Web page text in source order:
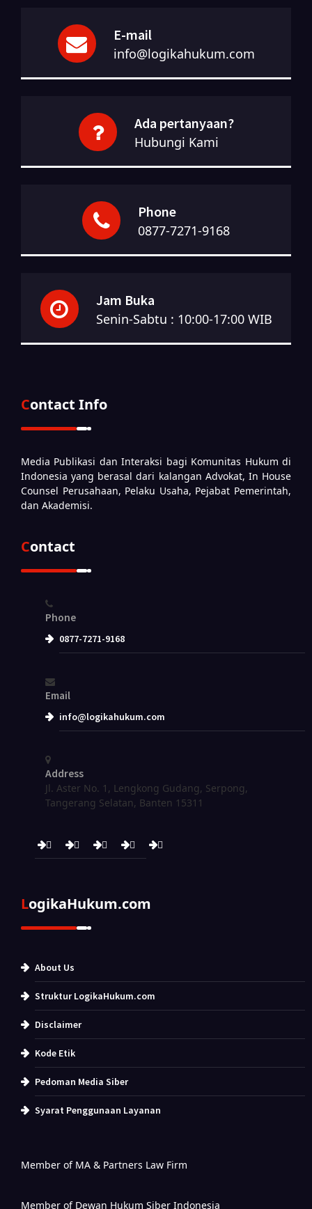
E-mail
info@logikahukum.com
Ada pertanyaan?
Hubungi Kami
Phone
0877-7271-9168
Jam Buka
Senin-Sabtu : 10:00-17:00 WIB
Contact Info
Media Publikasi dan Interaksi bagi Komunitas Hukum di
Indonesia yang berasal dari kalangan Advokat, In House
Counsel Perusahaan, Pelaku Usaha, Pejabat Pemerintah,
dan Akademisi.
Contact
Phone
0877-7271-9168
Email
info@logikahukum.com
Address
Jl. Aster No. 1, Lengkong Gudang, Serpong,
Tangerang Selatan, Banten 15311
LogikaHukum.com
About Us
Struktur LogikaHukum.com
Disclaimer
Kode Etik
Pedoman Media Siber
Syarat Penggunaan Layanan
Member of MA & Partners Law Firm
Member of Dewan Hukum Siber Indonesia